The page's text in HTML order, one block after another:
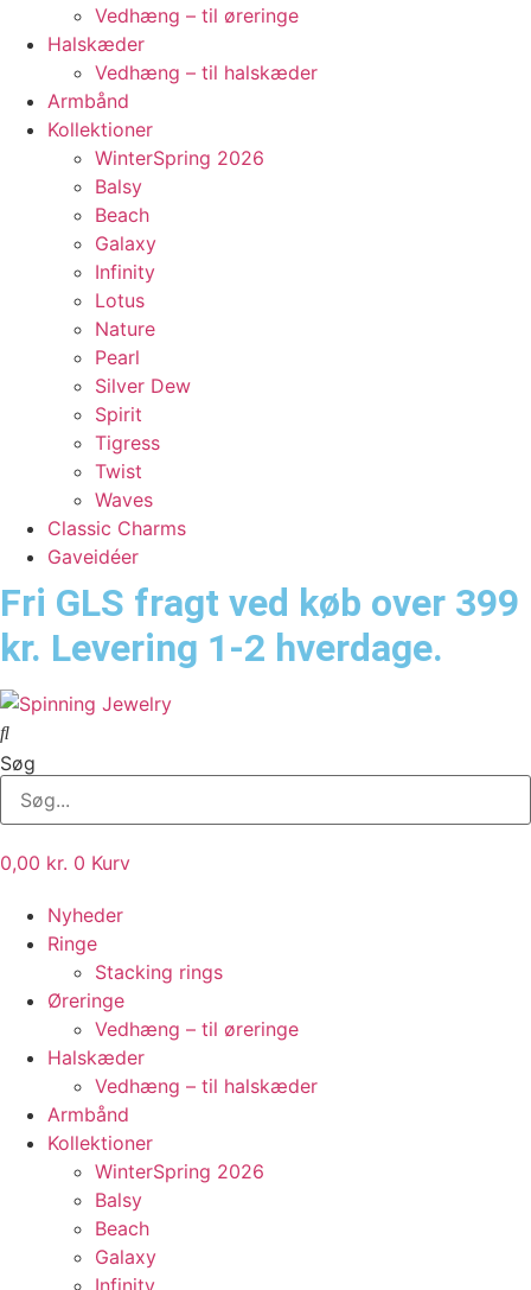
Vedhæng – til øreringe
Halskæder
Vedhæng – til halskæder
Armbånd
Kollektioner
WinterSpring 2026
Balsy
Beach
Galaxy
Infinity
Lotus
Nature
Pearl
Silver Dew
Spirit
Tigress
Twist
Waves
Classic Charms
Gaveidéer
Fri GLS fragt ved køb over 399
kr. Levering 1-2 hverdage.
Søg
0,00 kr. 0 Kurv
Nyheder
Ringe
Stacking rings
Øreringe
Vedhæng – til øreringe
Halskæder
Vedhæng – til halskæder
Armbånd
Kollektioner
WinterSpring 2026
Balsy
Beach
Galaxy
Infinity